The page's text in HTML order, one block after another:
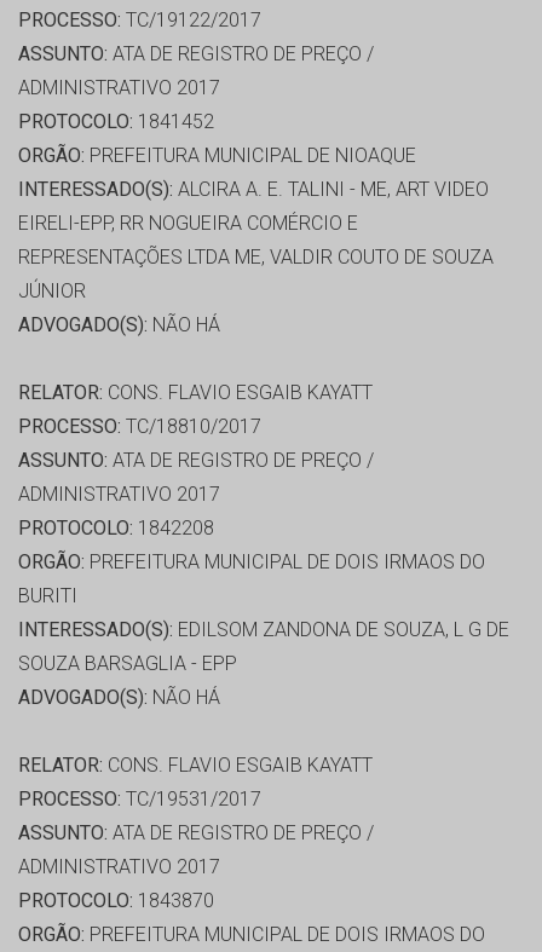
PROCESSO: TC/19122/2017
ASSUNTO: ATA DE REGISTRO DE PREÇO /
ADMINISTRATIVO 2017
PROTOCOLO: 1841452
ORGÃO: PREFEITURA MUNICIPAL DE NIOAQUE
INTERESSADO(S): ALCIRA A. E. TALINI - ME, ART VIDEO
EIRELI-EPP, RR NOGUEIRA COMÉRCIO E
REPRESENTAÇÕES LTDA ME, VALDIR COUTO DE SOUZA
JÚNIOR
ADVOGADO(S): NÃO HÁ
RELATOR: CONS. FLAVIO ESGAIB KAYATT
PROCESSO: TC/18810/2017
ASSUNTO: ATA DE REGISTRO DE PREÇO /
ADMINISTRATIVO 2017
PROTOCOLO: 1842208
ORGÃO: PREFEITURA MUNICIPAL DE DOIS IRMAOS DO
BURITI
INTERESSADO(S): EDILSOM ZANDONA DE SOUZA, L G DE
SOUZA BARSAGLIA - EPP
ADVOGADO(S): NÃO HÁ
RELATOR: CONS. FLAVIO ESGAIB KAYATT
PROCESSO: TC/19531/2017
ASSUNTO: ATA DE REGISTRO DE PREÇO /
ADMINISTRATIVO 2017
PROTOCOLO: 1843870
ORGÃO: PREFEITURA MUNICIPAL DE DOIS IRMAOS DO